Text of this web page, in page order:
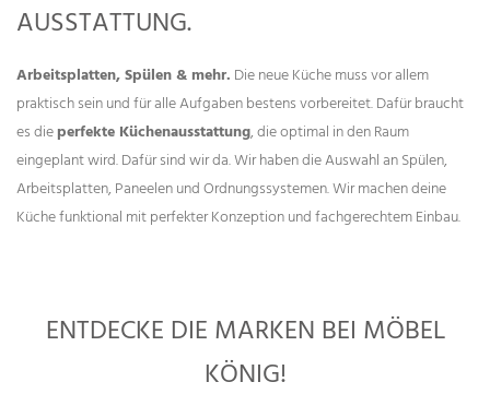
AUSSTATTUNG.
Arbeitsplatten, Spülen & mehr. Die neue Küche muss vor allem
praktisch sein und für alle Aufgaben bestens vorbereitet. Dafür braucht
es dieperfekte Küchenausstattung, die optimal in den Raum
eingeplant wird. Dafür sind wir da. Wir haben die Auswahl an Spülen,
Arbeitsplatten, Paneelen und Ordnungssystemen. Wir machen deine
Küche funktional mit perfekter Konzeption und fachgerechtem Einbau.
ENTDECKE DIE MARKEN BEI MÖBEL
KÖNIG!